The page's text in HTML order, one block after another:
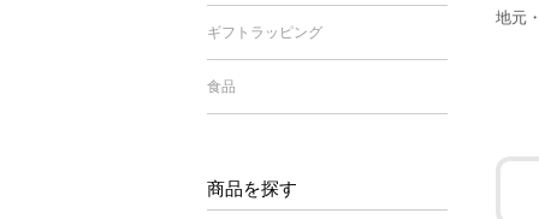
地元
ギフトラッピング
食品
商品を探す